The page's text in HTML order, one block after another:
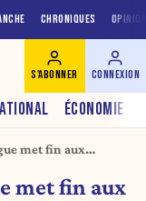
CHRONIQUES
ÉCONOMIE
S'ABONNER CONNEXION
met fin aux
met fin aux